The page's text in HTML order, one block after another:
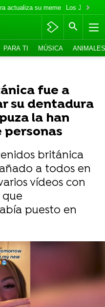
actualiza su meme Los Jonas
PARA TI MÚSICA ANIMALES
fue a
su dentadura
la han
personas
británica
a todos en
vídeos con
que
puesto en
sin manos se hace